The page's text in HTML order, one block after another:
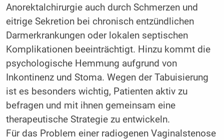
Anorektalchirurgie auch durch Schmerzen und
eitrige Sekretion bei chronisch entzündlichen
Darmerkrankungen oder lokalen septischen
Komplikationen beeinträchtigt. Hinzu kommt die
psychologische Hemmung aufgrund von
Inkontinenz und Stoma. Wegen der Tabuisierung
ist es besonders wichtig, Patienten aktiv zu
befragen und mit ihnen gemeinsam eine
therapeutische Strategie zu entwickeln.
Für das Problem einer radiogenen Vaginalstenose